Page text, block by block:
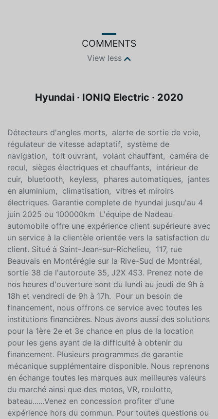
COMMENTS
View less
Hyundai · IONIQ Electric · 2020
Détecteurs d'angles morts, alerte de sortie de voie,
régulateur de vitesse adaptatif, système de
navigation, toit ouvrant, volant chauffant, caméra de
recul, sièges électriques et chauffants, intérieur de
cuir, bluetooth, keyless, phares automatiques, jantes
en aluminium, climatisation, vitres et miroirs
électriques. Garantie complete de hyundai jusqu'au 4
juin 2025 ou 100000km L'équipe de Nadeau
automobile offre une expérience client supérieure avec
un service à la clientèle orientée vers la satisfaction du
client. Situé à Saint-Jean-sur-Richelieu, 117, rue
Beauvais en Montérégie sur la Rive-Sud de Montréal,
sortie 38 de l'autoroute 35, J2X 4S3. Prenez note de
nos heures d'ouverture sont du lundi au jeudi de 9h à
18h et vendredi de 9h à 17h. Pour un besoin de
financement, nous offrons ce service avec toutes les
institutions financières. Nous avons aussi des solutions
pour la 1ère 2e et 3e chance en plus de la location
pour les gens ayant de la difficulté à obtenir du
financement. Plusieurs programmes de garantie
mécanique supplémentaire disponible. Nous reprenons
en échange toutes les marques aux meilleures valeurs
du marché ainsi que des motos, VR, roulotte,
bateau......Venez en concession profiter d'une
expérience hors du commun. Pour toutes questions ou